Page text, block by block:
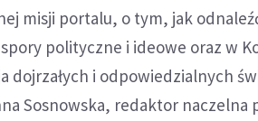
misji portalu, o tym, jak
polityczne i ideowe oraz w
dojrzałych i odpowiedzialnych
Sosnowska, redaktor